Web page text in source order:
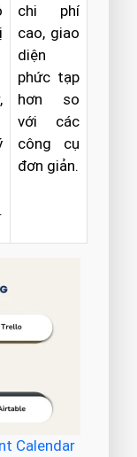
chi phí
cao, giao
diện
phức tạp
hơn so
với các
công cụ
đơn giản.
Calendar